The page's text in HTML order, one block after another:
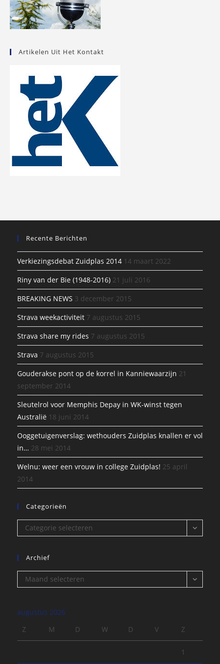
Artikelen Uit Het Kontakt
Recente Berichten
Verkiezingsdebat Zuidplas 2014 14 maart 2022
Riny van der Bie (1948-2016) 21 juli 2016
BREAKING NEWS 3 december 2015
Strava weekactiviteit 7 augustus 2015
Strava share my rides 7 augustus 2015
Strava 7 augustus 2015
Gouderakse pont op de korrel in Kanniewaarzijn 21
september 2014
Sleutelrol voor Memphis Depay in WK-winst tegen
Australië 18 juni 2014
Ooggetuigenverslag: wethouders Zuidplas knallen er vol
in… 28 mei 2014
Welnu: weer een vrouw in college Zuidplas! 25 april
2014
Categorieën
Categorieën
Categorie selecteren
Archief
Archief
Maand selecteren
augustus 2026
Z
M D W D V Z
1